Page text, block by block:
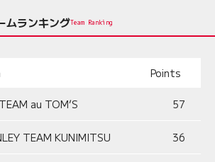
ムランキングTeam Ranking
Points
au TOM’S 57
TEAM KUNIMITSU 36